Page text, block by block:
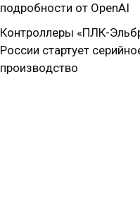
подробности от OpenAI
Контроллеры «ПЛК-
России стартует
производство